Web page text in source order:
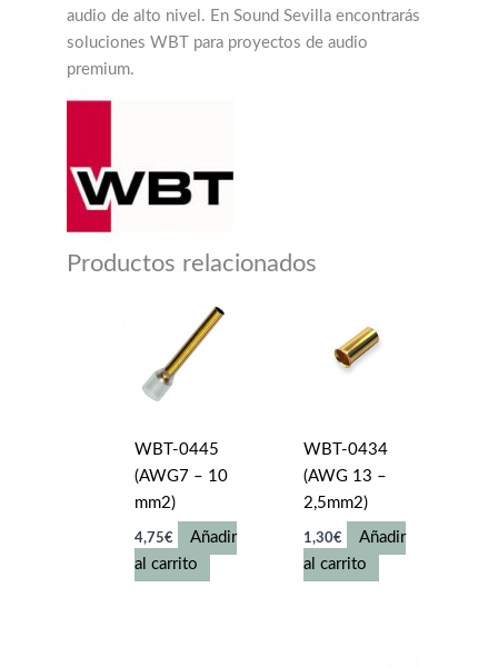
audio de alto nivel. En Sound Sevilla encontrarás
soluciones WBT para proyectos de audio
premium.
Productos relacionados
WBT-0445
(AWG7 – 10
mm2)
4,75€
Añadir
al carrito
WBT-0434
(AWG 13 –
2,5mm2)
1,30€
Añadir
al carrito